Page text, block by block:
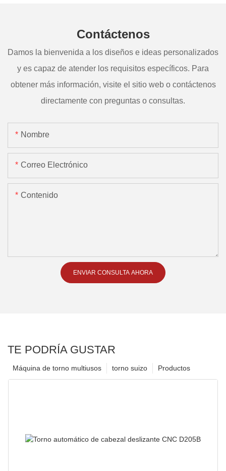
Contáctenos
Damos la bienvenida a los diseños e ideas personalizados
y es capaz de atender los requisitos específicos. Para
obtener más información, visite el sitio web o contáctenos
directamente con preguntas o consultas.
Nombre
Correo Electrónico
Contenido
ENVIAR CONSULTA AHORA
TE PODRÍA GUSTAR
Productos
torno suizo
Máquina de torno multiusos